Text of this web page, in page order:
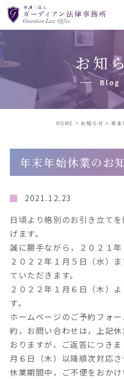
お知
blog
HOME お知らせ 年末
年末年始休業のお
2021.12.23
日頃より格別のお引き立て
げます。
誠に勝手ながら，２０２１
２０２２年１月５日（水）
ていただきます。
２０２２年１月６日（木）
す。
ホームページのご予約フォ
約，お問い合わせは，上記
おりますが，ご返答につき
月６日（木）以降順次対応さ
休業期間中，ご不便をおか